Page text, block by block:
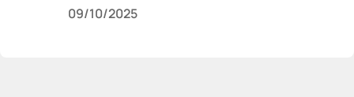
09/10/2025